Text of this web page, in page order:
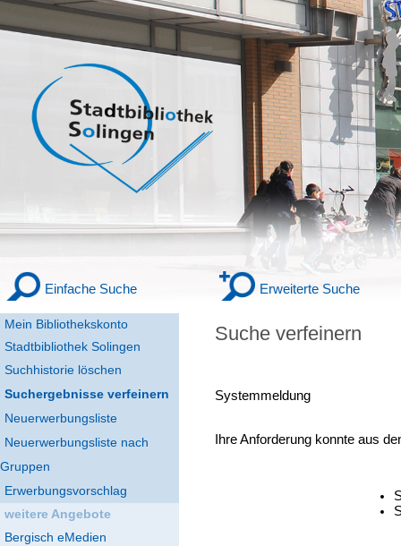
Mein Bibliothekskonto
Stadtbibliothek Solingen
Einfache Suche Erweiterte Suche
Suchhistorie löschen
Suchergebnisse verfeinern
Neuerwerbungsliste
Neuerwerbungsliste nach
Gruppen
Erwerbungsvorschlag
weitere Angebote
Bergisch eMedien
Suche verfeinern
Systemmeldung
Ihre Anforderung konnte aus